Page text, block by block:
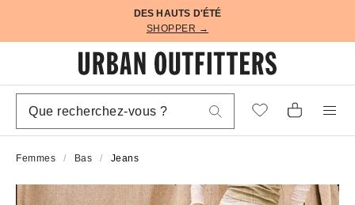
DES HAUTS D'ÉTÉ
SHOPPER →
Femmes Bas Jeans